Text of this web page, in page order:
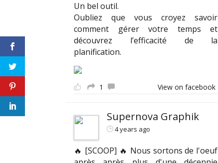
Un bel outil.
Oubliez que vous croyez savoir
comment gérer votre temps et
découvrez l’efficacité de la
planification.
1 View on facebook
Supernova Graphik
4 years ago
🔥 [SCOOP] 🔥 Nous sortons de l'oeuf